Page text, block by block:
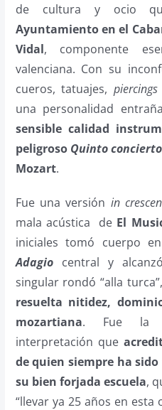
de cultura y ocio
Ayuntamiento en el
Vidal, componente
valenciana. Con su
cueros, tatuajes, piercings
una personalidad
sensible calidad
peligroso Quinto
Mozart.
Fue una versión in
mala acústica de El
iniciales tomó cuerpo
Adagio
central y
singular rondó “alla turca”,
resuelta nitidez,
mozartiana. Fue la
interpretación que
de quien siempre ha
su bien forjada escuela,
“llevar ya 25 años en esta